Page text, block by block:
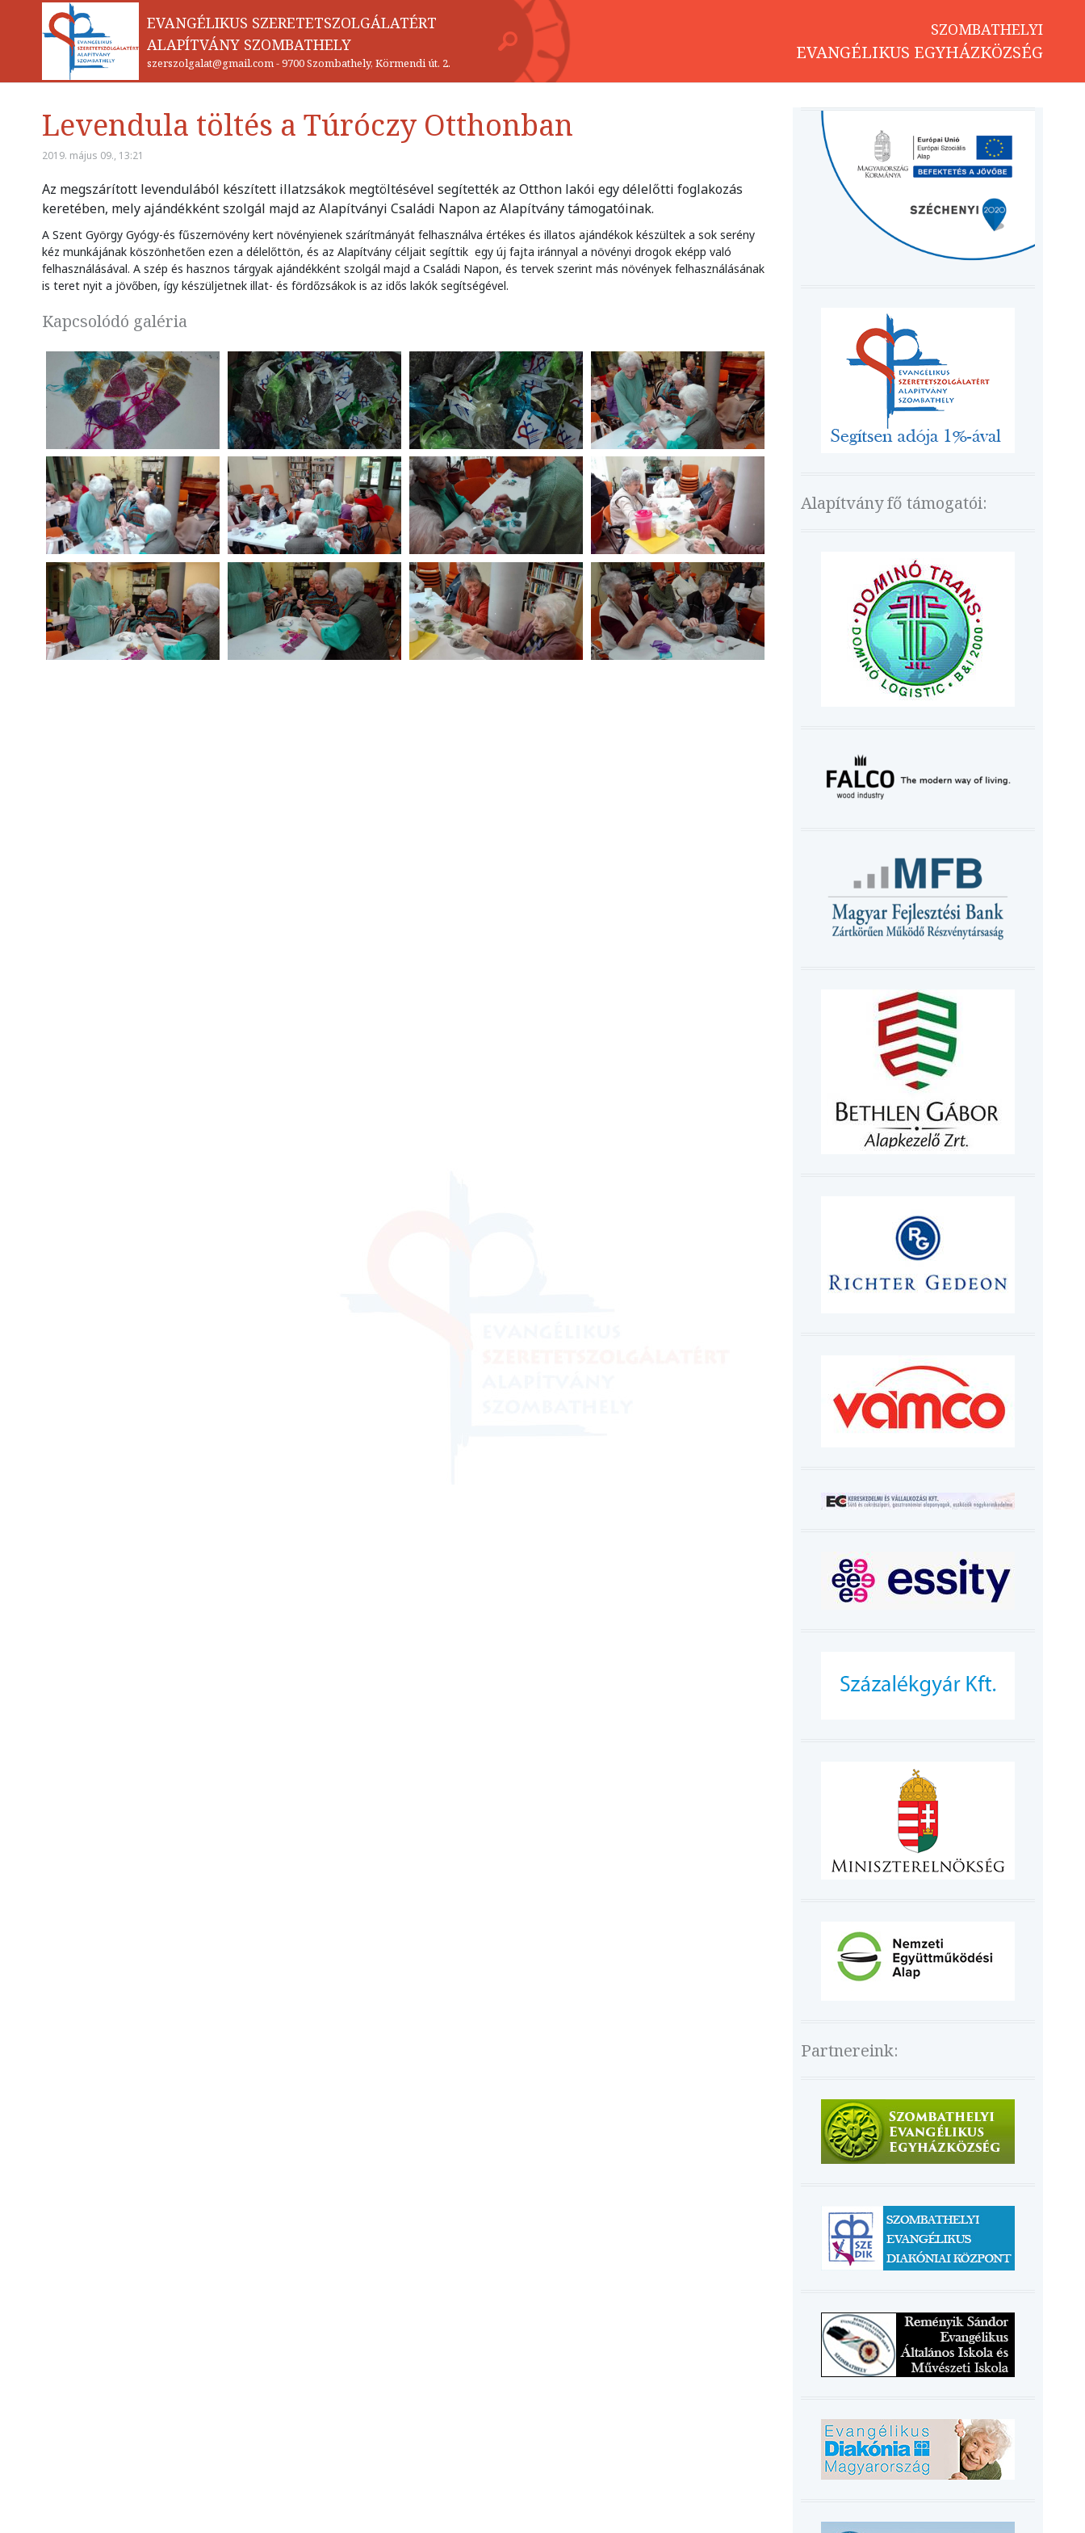
EVANGÉLIKUS SZERETETSZOLGÁLATÉRT
ALAPÍTVÁNY SZOMBATHELY
szerszolgalat@gmail.com-9700 Szombathely, Körmendi út. 2.
SZOMBATHELYI
EVANGÉLIKUS EGYHÁZKÖZSÉG
Levendula töltés a Túróczy Otthonban
2019. május 09., 13:21
Az megszárított levendulából készített illatzsákok megtöltésével segítették az Otthon lakói egy délelőtti foglakozás
keretében, mely ajándékként szolgál majd az Alapítványi Családi Napon az Alapítvány támogatóinak.
A Szent György Gyógy-és fűszernövény kert növényienek szárítmányát felhasználva értékes és illatos ajándékok készültek a sok serény
kéz munkájának köszönhetően ezen a délelőttön, és az Alapítvány céljait segíttik egy új fajta iránnyal a növényi drogok eképp való
felhasználásával. A szép és hasznos tárgyak ajándékként szolgál majd a Családi Napon, és tervek szerint más növények felhasználásának
is teret nyit a jövőben, így készüljetnek illat- és fördőzsákok is az idős lakók segítségével.
Kapcsolódó galéria
Alapítvány fő támogatói:
Partnereink: